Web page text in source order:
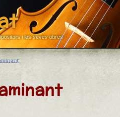
i les seves obres